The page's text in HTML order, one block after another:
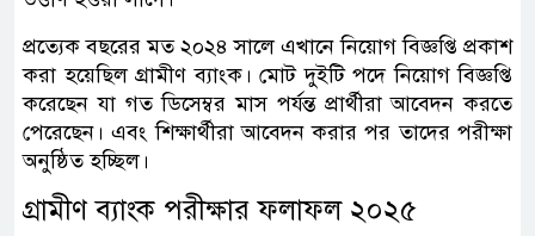
প্রত্যেক বছরের মত ২০২৪ সালে এখানে নিয়োগ বিজ্ঞপ্তি প্রকাশ
করা হয়েছিল গ্রামীণ ব্যাংক। মোট দুইটি পদে নিয়োগ বিজ্ঞপ্তি
করেছেন যা গত ডিসেম্বর মাস পর্যন্ত প্রার্থীরা আবেদন করতে
পেরেছেন। এবং শিক্ষার্থীরা আবেদন করার পর তাদের পরীক্ষা
অনুষ্ঠিত হচ্ছিল।
গ্রামীণ ব্যাংক পরীক্ষার ফলাফল ২০২৫